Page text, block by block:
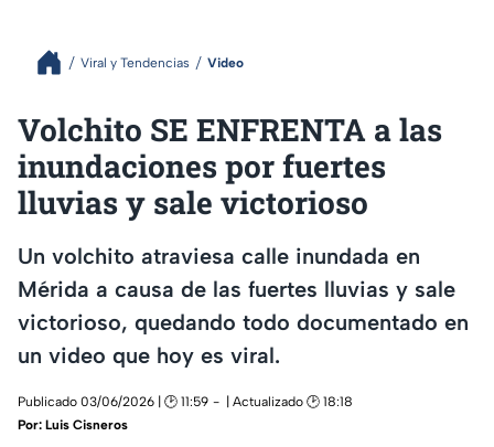
Viral y Tendencias Video
Volchito SE ENFRENTA a las
inundaciones por fuertes
lluvias y sale victorioso
Un volchito atraviesa calle inundada en
Mérida a causa de las fuertes lluvias y sale
victorioso, quedando todo documentado en
un video que hoy es viral.
Publicado 03/06/2026 | 🕑 11:59
| Actualizado 🕑 18:18
Por: Luis Cisneros